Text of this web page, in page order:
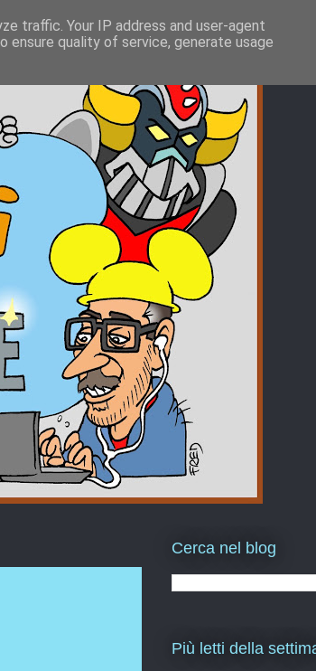
Cerca nel blog
Più letti della
traffic. Your IP address and user-agent
ensure quality of service, generate usage